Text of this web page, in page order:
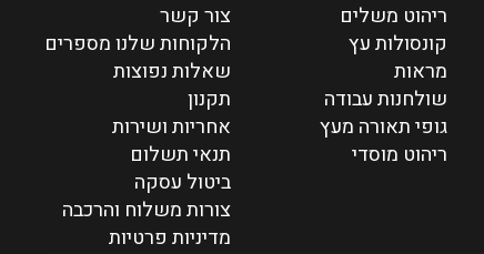
ריהוט משלים
קונסולות עץ
מראות
שולחנות עבודה
גופי תאורה מעץ
ריהוט מוסדי
צור קשר
הלקוחות שלנו מספרים
שאלות נפוצות
תקנון
אחריות ושירות
תנאי תשלום
ביטול עסקה
צורות משלוח והרכבה
מדיניות פרטיות